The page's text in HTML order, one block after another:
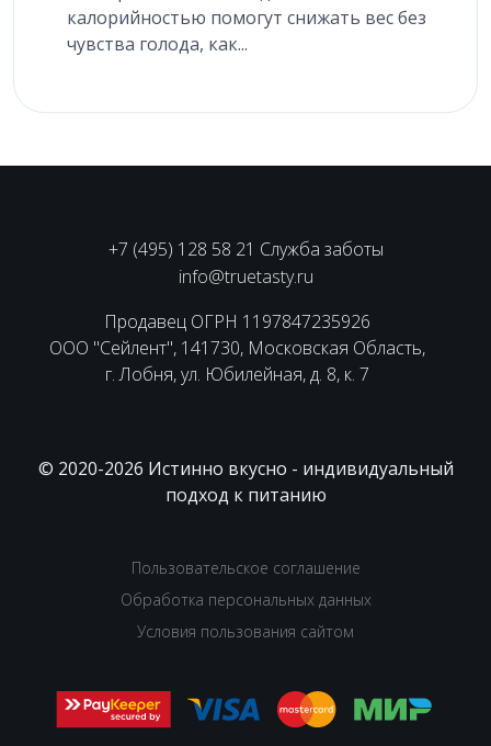
калорийностью помогут снижать вес без
чувства голода, как...
+7 (495) 128 58 21 Служба заботы
info@truetasty.ru
Продавец ОГРН 1197847235926
ООО "Сейлент", 141730, Московская Область,
г. Лобня, ул. Юбилейная, д. 8, к. 7
© 2020-2026 Истинно вкусно - индивидуальный
подход к питанию
Пользовательское соглашение
Обработка персональных данных
Условия пользования сайтом